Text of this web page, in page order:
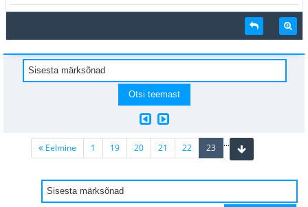
Eelmine 1 ...
19 20 21 22 23 (current)